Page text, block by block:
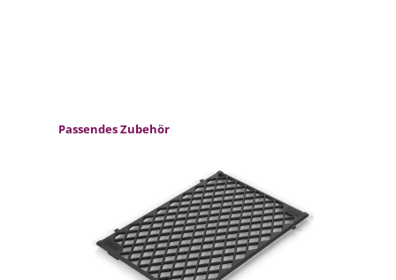
Produktgalerie überspringen
Passendes Zubehör